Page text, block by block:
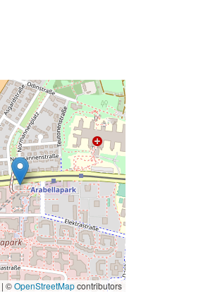
| ©OpenStreetMapcontributors